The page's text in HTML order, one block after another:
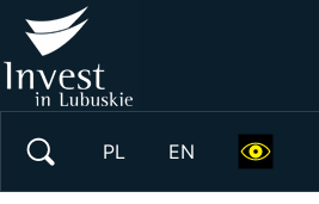
PL EN
Wyszukaj w serwisie